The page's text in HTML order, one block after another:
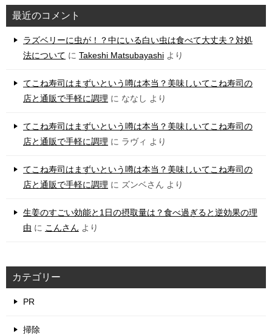
最近のコメント
ラズベリーに虫が！？中にいる白い虫は食べて大丈夫？対処
法について に Takeshi Matsubayashi より
てこね寿司はまずいという噂は本当？美味しいてこね寿司の
店と通販で手軽に調理 に ななし より
てこね寿司はまずいという噂は本当？美味しいてこね寿司の
店と通販で手軽に調理 に ラヴィ より
てこね寿司はまずいという噂は本当？美味しいてこね寿司の
店と通販で手軽に調理 に ズンベさん より
生姜のすごい効能と1日の摂取量は？食べ過ぎると逆効果の理
由 に こんさん より
カテゴリー
PR
掃除